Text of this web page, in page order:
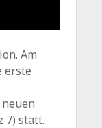
Am
erste
7) statt.